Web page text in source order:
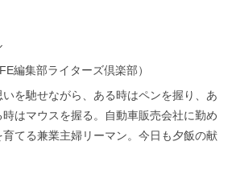
編集部ライターズ倶楽部）
を馳せながら、ある時はペンを握り、あ
はマウスを握る。自動車販売会社に勤め
てる兼業主婦リーマン。今日も夕飯の献